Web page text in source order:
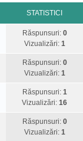
STATISTICI
Răspunsuri: 0
Vizualizări: 1
Răspunsuri: 0
Vizualizări: 1
Răspunsuri: 1
Vizualizări:16
Răspunsuri: 0
Vizualizări: 1